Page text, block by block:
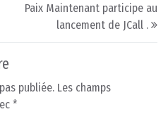
Paix Maintenant participe au
lancement de JCall .
publiée. Les champs
*